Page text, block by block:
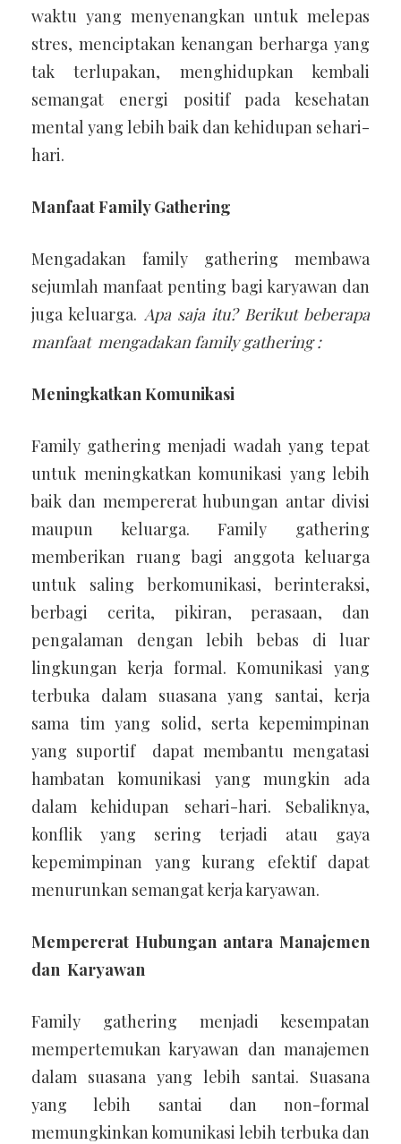
waktu yang menyenangkan untuk melepas
stres, menciptakan kenangan berharga yang
tak terlupakan, menghidupkan kembali
semangat energi positif pada kesehatan
mental yang lebih baik dan kehidupan sehari-
hari.
Manfaat Family Gathering
Mengadakan family gathering membawa
sejumlah manfaat penting bagi karyawan dan
juga keluarga. Apa saja itu? Berikut beberapa
manfaat mengadakan family gathering :
Meningkatkan Komunikasi
Family gathering menjadi wadah yang tepat
untuk meningkatkan komunikasi yang lebih
baik dan mempererat hubungan antar divisi
maupun keluarga. Family gathering
memberikan ruang bagi anggota keluarga
untuk saling berkomunikasi, berinteraksi,
berbagi cerita, pikiran, perasaan, dan
pengalaman dengan lebih bebas di luar
lingkungan kerja formal. Komunikasi yang
terbuka dalam suasana yang santai, kerja
sama tim yang solid, serta kepemimpinan
yang suportif dapat membantu mengatasi
hambatan komunikasi yang mungkin ada
dalam kehidupan sehari-hari. Sebaliknya,
konflik yang sering terjadi atau gaya
kepemimpinan yang kurang efektif dapat
menurunkan semangat kerja karyawan.
Mempererat Hubungan antara Manajemen
dan Karyawan
Family gathering menjadi kesempatan
mempertemukan karyawan dan manajemen
dalam suasana yang lebih santai. Suasana
yang lebih santai dan non-formal
memungkinkan komunikasi lebih terbuka dan